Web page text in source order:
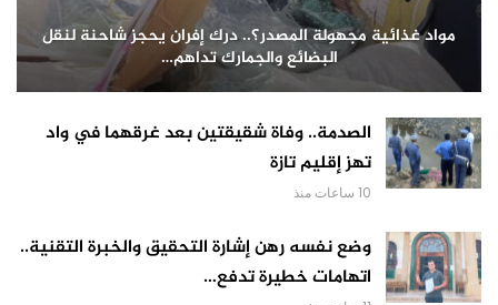
مواد غذائية مجهولة المصدر؟.. درك إفران يحجز شاحنة لنقل
البضائع والجمارك تداهم…
الصدمة.. وفاة شقيقتين بعد غرقهما في واد
تهز إقليم تازة
10 ساعات منذ
وضع نفسه رهن إشارة التحقيق والخبرة التقنية..
اتهامات خطيرة تدفع…